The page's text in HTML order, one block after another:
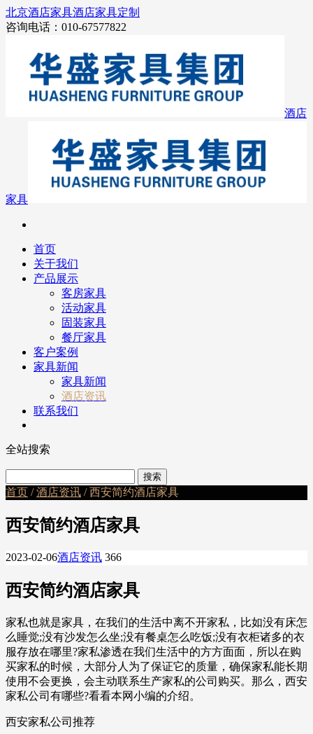
北京酒店家具酒店家具定制
咨询电话：010-67577822
酒店
家具
首页
关于我们
产品展示
客房家具
活动家具
固装家具
餐厅家具
客户案例
家具新闻
家具新闻
酒店资讯
联系我们
全站搜索
首页 /酒店资讯 / 西安简约酒店家具
西安简约酒店家具
2023-02-06酒店资讯 366
西安简约酒店家具
家私也就是家具，在我们的生活中离不开家私，比如没有床怎
么睡觉;没有沙发怎么坐;没有餐桌怎么吃饭;没有衣柜诸多的衣
服存放在哪里?家私渗透在我们生活中的方方面面，所以在购
买家私的时候，大部分人为了保证它的质量，确保家私能长期
使用不会更换，会主动联系生产家私的公司购买。那么，西安
家私公司有哪些?看看本网小编的介绍。
西安家私公司推荐